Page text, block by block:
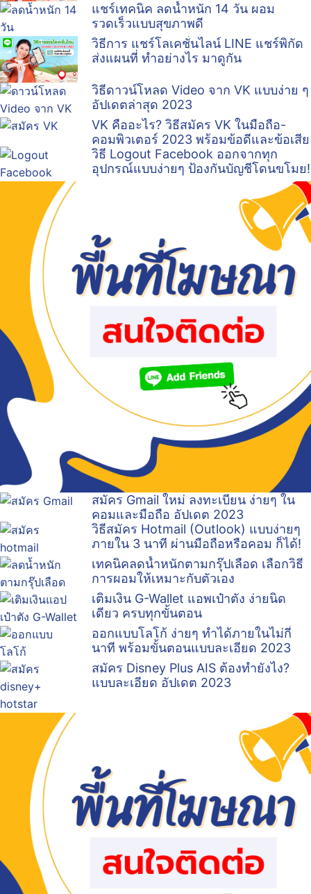
แชร์เทคนิค ลดน้ำหนัก 14 วัน ผอม
รวดเร็วแบบสุขภาพดี
วิธีการ แชร์โลเคชั่นไลน์ LINE แชร์พิกัด
ส่งแผนที่ ทำอย่างไร มาดูกัน
วิธีดาวน์โหลด Video จาก VK แบบง่าย ๆ
อัปเดตล่าสุด 2023
VK คืออะไร? วิธีสมัคร VK ในมือถือ-
คอมพิวเตอร์ 2023 พร้อมข้อดีและข้อเสีย
วิธี Logout Facebook ออกจากทุก
อุปกรณ์แบบง่ายๆ ป้องกันบัญชีโดนขโมย!
สมัคร Gmail ใหม่ ลงทะเบียน ง่ายๆ ใน
คอมและมือถือ อัปเดต 2023
วิธีสมัคร Hotmail (Outlook) แบบง่ายๆ
ภายใน 3 นาที ผ่านมือถือหรือคอม ก็ได้!
เทคนิคลดน้ำหนักตามกรุ๊ปเลือด เลือกวิธี
การผอมให้เหมาะกับตัวเอง
เติมเงิน G-Wallet แอพเป๋าตัง ง่ายนิด
เดียว ครบทุกขั้นตอน
ออกแบบโลโก้ ง่ายๆ ทำได้ภายในไม่กี่
นาที พร้อมขั้นตอนแบบละเอียด 2023
สมัคร Disney Plus AIS ต้องทำยังไง?
แบบละเอียด อัปเดต 2023